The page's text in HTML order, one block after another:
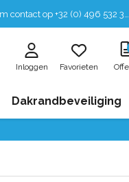
contact op +32 (0) 496 532 330
Inloggen Favorieten
Dakrandbeveiliging